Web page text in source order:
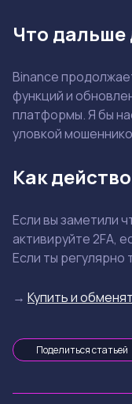
Что дальше
Binance
функций и
платформы. Я бы
уловкой
Как
Если вы заметили
активируйте 2FA,
Если ты
→ Купить и
Поделиться статьей